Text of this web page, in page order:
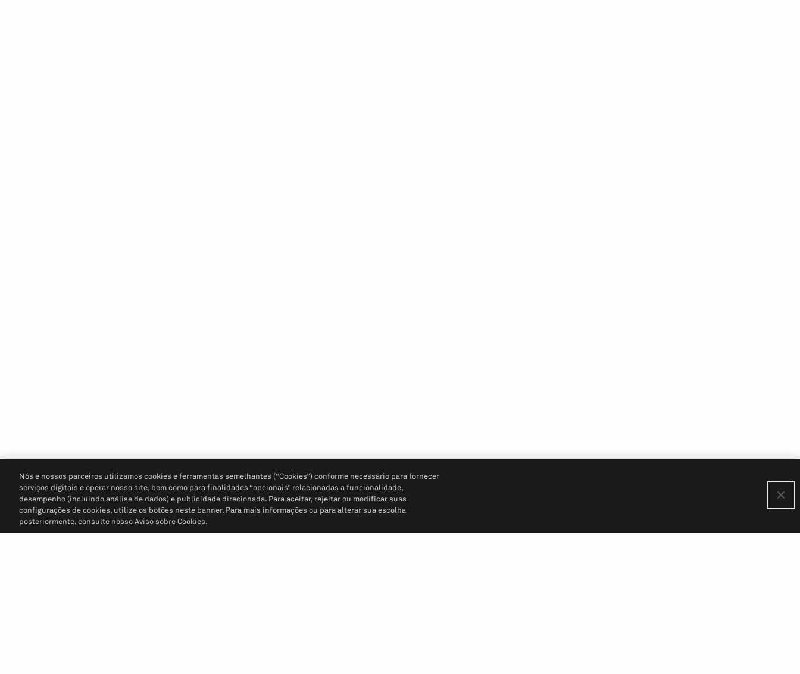
Nós e nossos parceiros utilizamos cookies e ferramentas semelhantes (“Cookies”) conforme necessário para fornecer
serviços digitais e operar nosso site, bem como para finalidades “opcionais” relacionadas a funcionalidade,
desempenho (incluindo análise de dados) e publicidade direcionada. Para aceitar, rejeitar ou modificar suas
configurações de cookies, utilize os botões neste banner. Para mais informações ou para alterar sua escolha
posteriormente, consulte nosso Aviso sobre Cookies.